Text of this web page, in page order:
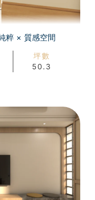
粹 × 質感空間
坪數
50.3